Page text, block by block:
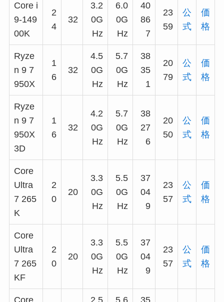
Core i
9-149
00K
2
4
32
3.2
0G
Hz
6.0
0G
Hz
40
86
7
23
59
公
式
価
格
Ryze
n 9 7
950X
1
6
32
4.5
0G
Hz
5.7
0G
Hz
38
35
1
20
79
公
式
価
格
Ryze
n 9 7
950X
3D
1
6
32
4.2
0G
Hz
5.7
0G
Hz
38
27
6
20
50
公
式
価
格
Core
Ultra
7 265
K
2
0
20
3.3
0G
Hz
5.5
0G
Hz
37
04
9
23
57
公
式
価
格
Core
Ultra
7 265
KF
2
0
20
3.3
0G
Hz
5.5
0G
Hz
37
04
9
23
57
公
式
価
格